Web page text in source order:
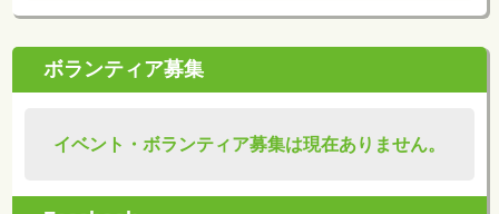
ボランティア募集
イベント・ボランティア募集は現在ありません。